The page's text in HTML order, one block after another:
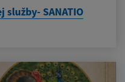
SANATIO